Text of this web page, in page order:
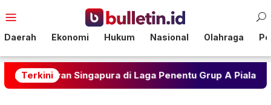
ke
Mobile
Daerah Ekonomi Hukum Nasional Olahraga
Terkinidi Laga Penentu Grup A Piala AFF 2026